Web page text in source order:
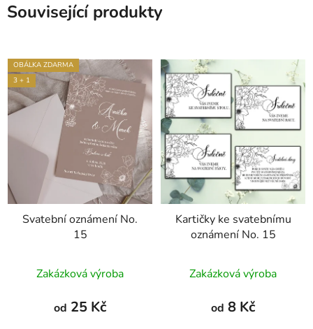
Související produkty
OBÁLKA ZDARMA
3 + 1
Svatební oznámení No.
15
hodnocení
produktu
Zakázková výroba
od 25 Kč
Kartičky ke svatebnímu
oznámení No. 15
Zakázková výroba
od 8 Kč